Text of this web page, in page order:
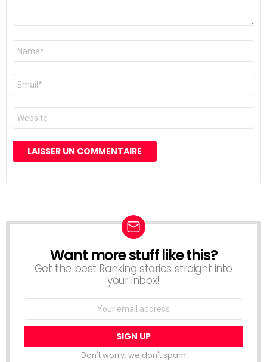
Nom
E-
mail
*
Site
web
NEWSLETTER
Want more stuff like this?
Get the best Ranking stories straight into
your inbox!
Email
Don't worry, we don't spam